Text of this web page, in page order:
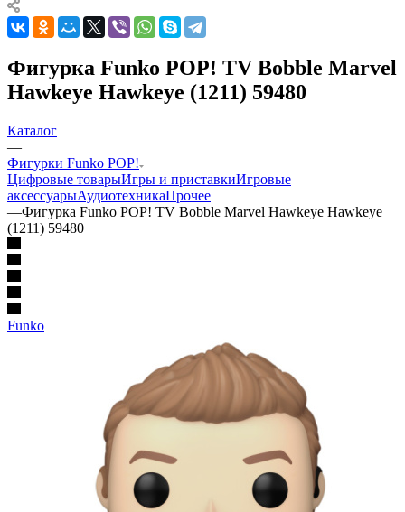
Фигурка Funko POP! TV Bobble Marvel
Hawkeye Hawkeye (1211) 59480
Каталог
—
Фигурки Funko POP!
Цифровые товарыИгры и приставкиИгровые
аксессуарыАудиотехникаПрочее
—Фигурка Funko POP! TV Bobble Marvel Hawkeye Hawkeye
(1211) 59480
Funko